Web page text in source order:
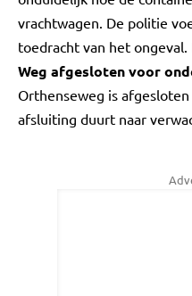
vrachtwagen. De politie
toedracht van het
Weg afgesloten voor
Orthenseweg is
afsluiting duurt naar